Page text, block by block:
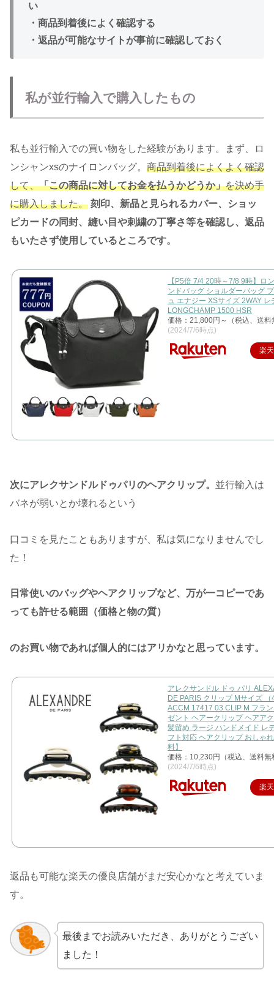
い
・商品到着後によく確認する
・返品が可能なサイトが事前に確認しておく
私が並行輸入で購入したもの
私も並行輸入での買い物をした経験があります。まず、ロ
ンシャンxsのナイロンバッグ。 商品到着後によくよく確認
して、「この商品に対してお金を払うかどうか」を決め手
に購入しました。 刻印、新品と見られるカバー、ショッ
ピカードの同封、縫い目や刺繍の丁寧さ等を確認し、返品
もいたさず使用しているところです。
【P5倍 7/4 20時～7/8 9時】ロ
ンドバッグ ショルダーバッグ
ュ エナジー XSサイズ 2WAY レ
LONGCHAMP 1500 HSR
価格：21,800円～（税込、送料
(2024/7/6時点)
楽
次にアレクサンドルドゥパリのヘアクリップ。 並行輸入は
バネが弱いとか壊れるという
口コミを見たこともありますが、私は気になりませんでし
た！
日常使いのバッグやヘアクリップなど、万が一コピーであ
っても許せる範囲（価格と物の質）
のお買い物であれば個人的にはアリかなと思っています。
アレクサンドル ドゥ パリ
DE PARIS クリップ Mサイズ （
ACCM 17417 03 CLIP M フラ
ゼント ヘアークリップ ヘアア
髪留め ラージ ハンドメイド レ
フト対応 ヘアクリップ おしゃ
料】
価格：10,230円（税込、送料無
(2024/7/6時点)
楽
返品も可能な楽天の優良店舗がまだ安心かなと考えていま
す。
最後までお読みいただき、ありがとうござい
ました！